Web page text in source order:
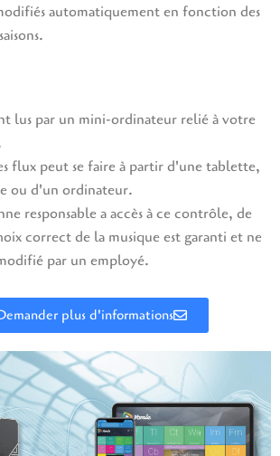
automatiquement en fonction des
lus par un mini-ordinateur relié à votre
flux peut se faire à partir d'une tablette,
ou d'un ordinateur.
responsable a accès à ce contrôle, de
correct de la musique est garanti et ne
par un employé.
plus d'informations